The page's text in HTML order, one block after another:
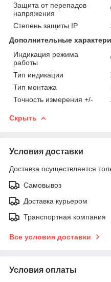
Защита от перепадов
напряжения
Степень защиты IP
Дополнительные
Индикация режима
работы
Тип индикации
Тип монтажа
Точность измерения +/-
Скрыть
Условия доставки
Доставка осуществляется
Самовывоз
Доставка курьером
Транспортная компания
Все условия доставки
Условия оплаты